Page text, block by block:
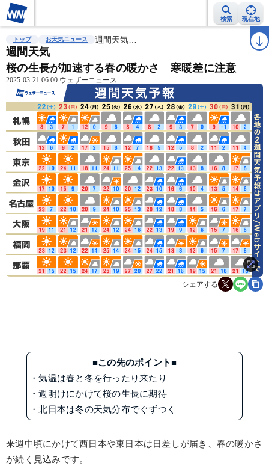
検索 現在地
雨雲レーダー 台風情報 地震情報 ラ
トップ お天気ニュース 週間天気…
週間天気
桜の生長が加速する春の暖かさ 寒暖差に注意
2025-03-21 06:00 ウェザーニュース
シェアする
■この先のポイント■
・気温は春と冬を行ったり来たり
・週明けにかけて桜の生長に期待
・北日本は冬の天気分布でぐずつく
来週中頃にかけて西日本や東日本は日差しが届き、春の暖かさ
が続く見込みです。